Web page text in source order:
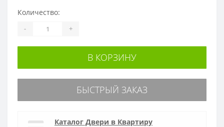
Количество:
- +
В КОРЗИНУ
БЫСТРЫЙ ЗАКАЗ
Каталог Двери в Квартиру